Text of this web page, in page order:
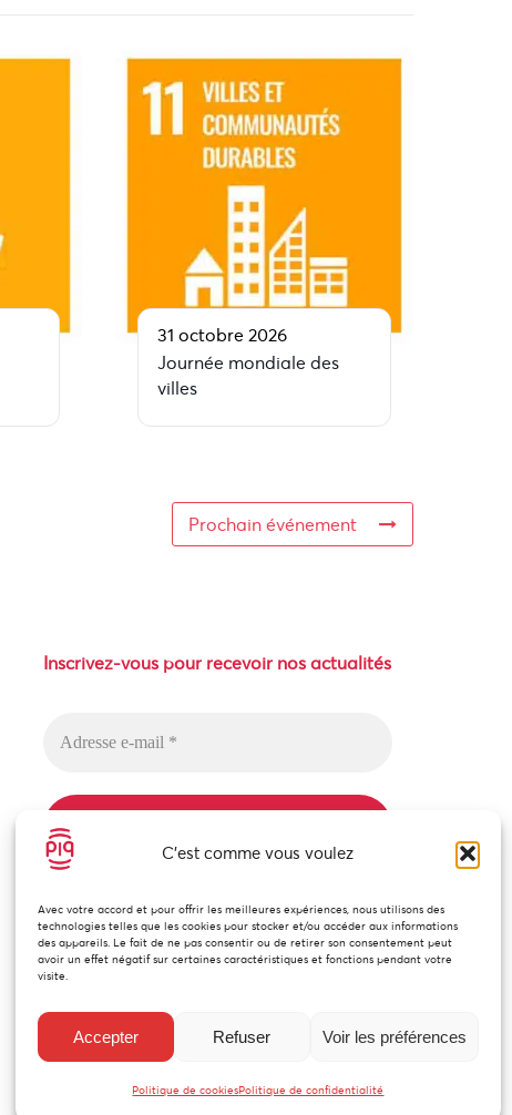
C'est comme vous voulez
Avec votre accord et pour offrir les meilleures expériences, nous utilisons des
technologies telles que les cookies pour stocker et/ou accéder aux informations
des appareils. Le fait de ne pas consentir ou de retirer son consentement peut
avoir un effet négatif sur certaines caractéristiques et fonctions pendant votre
visite.
Accepter Refuser Voir les préférences
Politique de cookiesPolitique de confidentialité
31 octobre 2026
Journée mondiale des
villes
Prochain événement
Inscrivez-vous pour recevoir nos actualités
Lisez notrepolitique de confidentialitépour plus
d’informations.